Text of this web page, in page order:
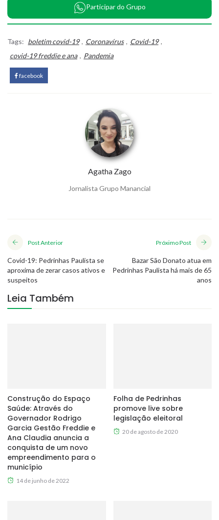
Participar do Grupo
Tags: boletim covid-19 , Coronavírus , Covid-19 ,
covid-19 freddie e ana , Pandemia
facebook
Agatha Zago
Jornalista Grupo Manancial
Post Anterior
Covid-19: Pedrinhas Paulista se
aproxima de zerar casos ativos e
suspeitos
Próximo Post
Bazar São Donato atua em
Pedrinhas Paulista há mais de 65
anos
Leia Também
Construção do Espaço
Saúde: Através do
Governador Rodrigo
Garcia Gestão Freddie e
Ana Claudia anuncia a
conquista de um novo
empreendimento para o
município
14 de junho de 2022
Folha de Pedrinhas
promove live sobre
legislação eleitoral
20 de agosto de 2020